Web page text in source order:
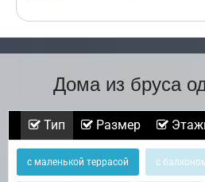
Дома из бруса
Тип Размер
с маленькой террасой с